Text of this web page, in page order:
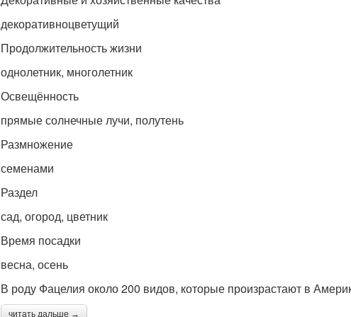
декоративноцветущий
Продолжительность жизни
однолетник, многолетник
Освещённость
прямые солнечные лучи, полутень
Размножение
семенами
Раздел
сад, огород, цветник
Время посадки
весна, осень
В роду Фацелия около 200 видов, которые произрастают в
читать дальше →